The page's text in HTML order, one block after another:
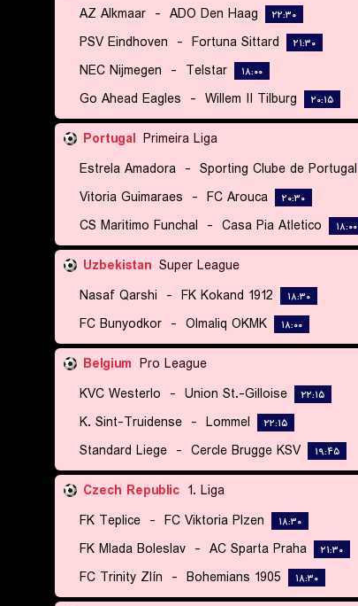
AZ Alkmaar - ADO Den Haag ۲۲:۳۰
PSV Eindhoven - Fortuna Sittard ۲۱:۳۰
NEC Nijmegen - Telstar ۱۸:۰۰
Go Ahead Eagles - Willem II Tilburg ۲۰:۱۵
Portugal Primeira Liga
Estrela Amadora - Sporting Clube de Portugal
Vitoria Guimaraes - FC Arouca ۲۰:۳۰
CS Maritimo Funchal - Casa Pia Atletico ۱۸:۰۰
Uzbekistan Super League
Nasaf Qarshi - FK Kokand 1912 ۱۸:۳۰
FC Bunyodkor - Olmaliq OKMK ۱۸:۰۰
Belgium Pro League
KVC Westerlo - Union St.-Gilloise ۲۲:۱۵
K. Sint-Truidense - Lommel ۲۲:۱۵
Standard Liege - Cercle Brugge KSV ۱۹:۴۵
Czech Republic 1. Liga
FK Teplice - FC Viktoria Plzen ۱۸:۳۰
FK Mlada Boleslav - AC Sparta Praha ۲۱:۳۰
FC Trinity Zlín - Bohemians 1905 ۱۸:۳۰